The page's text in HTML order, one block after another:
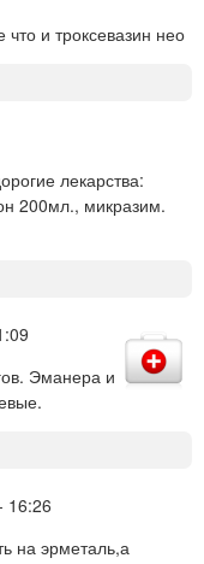
что и троксевазин нео
лекарства:
200мл., микразим.
Эманера и
16:26
на эрметаль,а